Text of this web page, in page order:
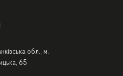
обл., м.
65